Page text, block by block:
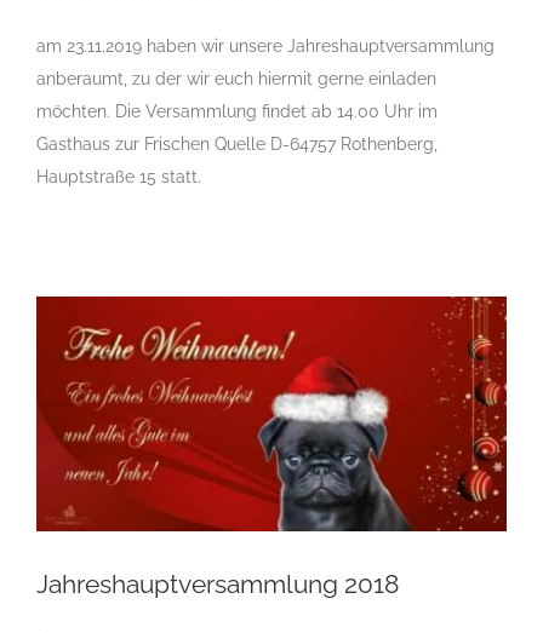
am 23.11.2019 haben wir unsere Jahreshauptversammlung
anberaumt, zu der wir euch hiermit gerne einladen
möchten. Die Versammlung findet ab 14.00 Uhr im
Gasthaus zur Frischen Quelle D-64757 Rothenberg,
Hauptstraße 15 statt.
Jahreshauptversammlung 2018